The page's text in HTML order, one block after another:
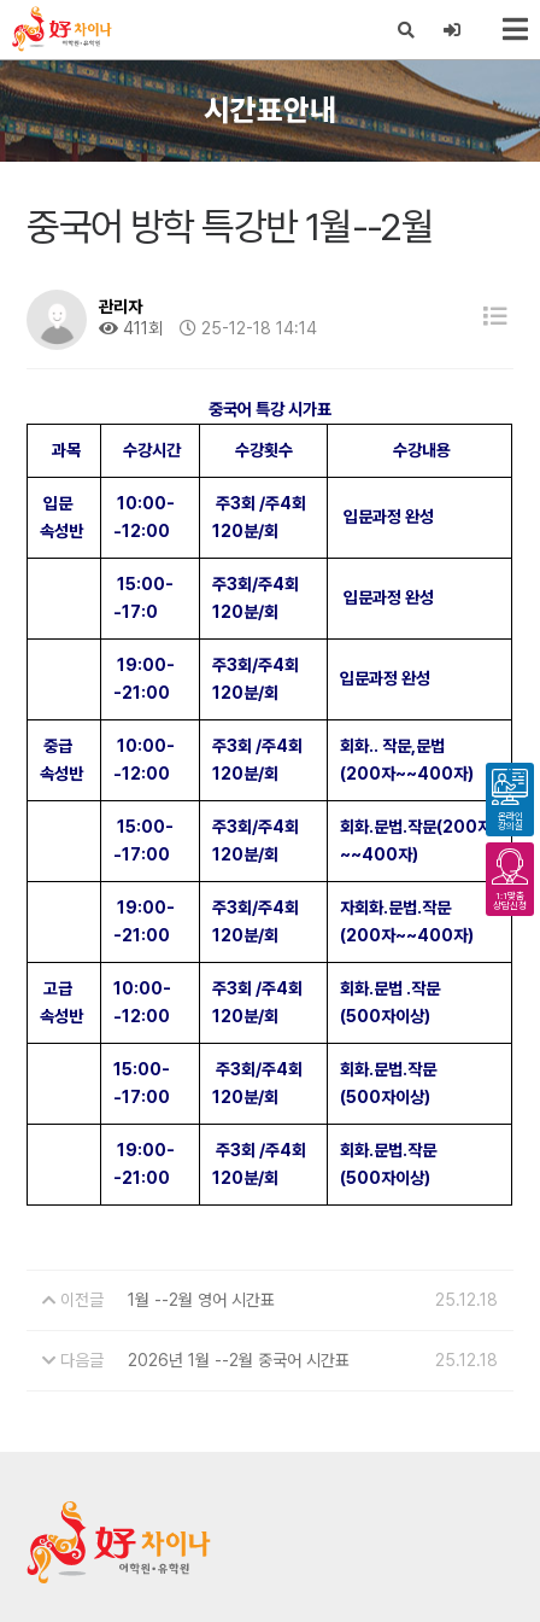
X
시간표안내
중국어 방학 특강반 1월--2월
관리자
411회
25-12-18 14:14
중국어 특강 시가표
과목 수강시간 수강횟수 수강내용
입문
속성반
10:00-
-12:00
주3회 /주4회
120분/회
입문과정 완성
15:00-
-17:0
주3회/주4회
120분/회
입문과정 완성
19:00-
-21:00
주3회/주4회
120분/회
입문과정 완성
중급
속성반
10:00-
-12:00
주3회 /주4회
120분/회
회화.. 작문,문법
(200자~~400자)
15:00-
-17:00
주3회/주4회
120분/회
회화.문법.작문(200자
~~400자)
19:00-
-21:00
주3회/주4회
120분/회
자회화.문법.작문
(200자~~400자)
고급
속성반
10:00-
-12:00
주3회 /주4회
120분/회
회화.문법 .작문
(500자이상)
15:00-
-17:00
주3회/주4회
120분/회
회화.문법.작문
(500자이상)
19:00-
-21:00
주3회 /주4회
120분/회
회화.문법.작문
(500자이상)
이전글 1월 --2월 영어 시간표 25.12.18
다음글 2026년 1월 --2월 중국어 시간표 25.12.18
온라인
강의실
1:1맞춤
상담신청